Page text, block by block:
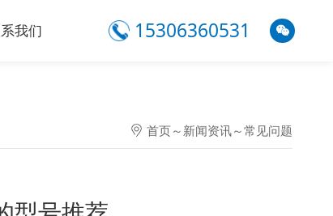
我们 15306360531
首页～ 新闻资讯～常见问题